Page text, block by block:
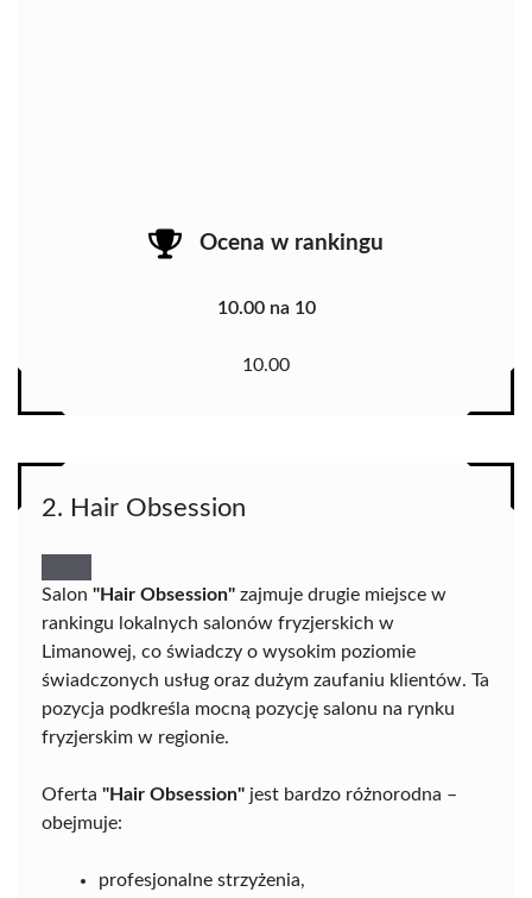
Ocena w rankingu
10.00 na 10
10.00
2. Hair Obsession
Salon "Hair Obsession" zajmuje drugie miejsce w
rankingu lokalnych salonów fryzjerskich w
Limanowej, co świadczy o wysokim poziomie
świadczonych usług oraz dużym zaufaniu klientów. Ta
pozycja podkreśla mocną pozycję salonu na rynku
fryzjerskim w regionie.
Oferta "Hair Obsession" jest bardzo różnorodna –
obejmuje:
profesjonalne strzyżenia,